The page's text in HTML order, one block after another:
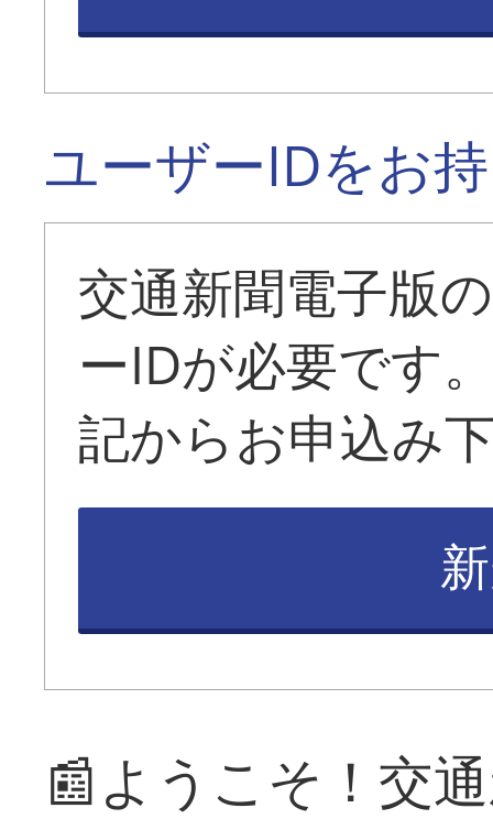
ユーザーIDをお
交通新聞電子版
ーIDが必要です
記からお申込み
📰ようこそ！交